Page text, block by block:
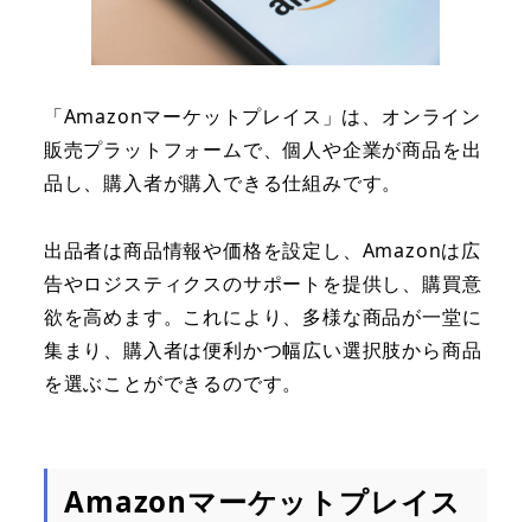
「Amazonマーケットプレイス」は、オンライン
販売プラットフォームで、個人や企業が商品を出
品し、購入者が購入できる仕組みです。
出品者は商品情報や価格を設定し、Amazonは広
告やロジスティクスのサポートを提供し、購買意
欲を高めます。これにより、多様な商品が一堂に
集まり、購入者は便利かつ幅広い選択肢から商品
を選ぶことができるのです。
Amazonマーケットプレイス